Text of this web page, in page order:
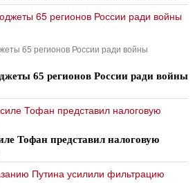
65 регионов России ради войны
65 регионов России ради войны
Тофан представил налоговую